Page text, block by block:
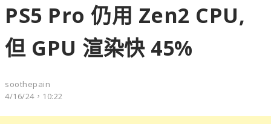
PS5 Pro 仍用 Zen2 CPU,
但 GPU 渲染快 45%
soothepain
4/16/24，10:22